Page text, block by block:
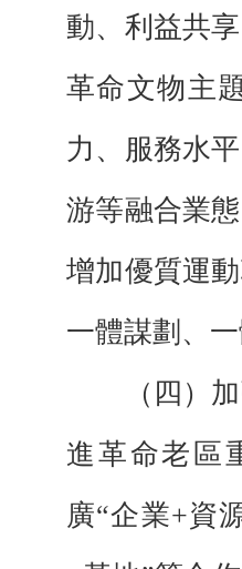
動、利益共
革命文物主
力、服務水
游等融合業
增加優質運
一體謀劃、一
（四）加
進革命老區
廣“企業+資